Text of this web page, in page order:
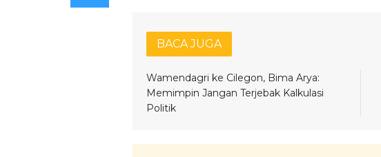
BACA JUGA
Wamendagri ke Cilegon, Bima Arya:
Memimpin Jangan Terjebak Kalkulasi
Politik